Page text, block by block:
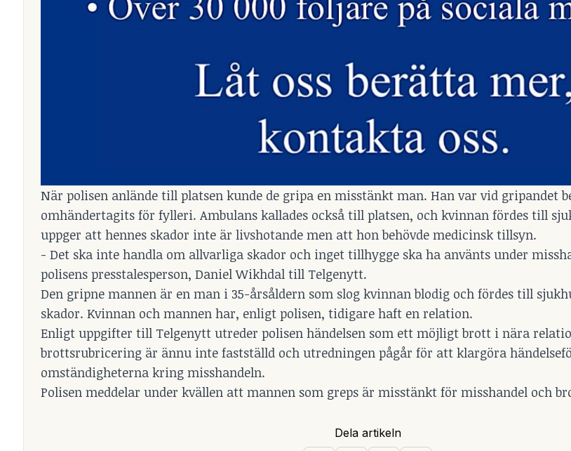
När polisen anlände till platsen kunde de gripa en misstänkt man. Han var vid gripandet
omhändertagits för fylleri. Ambulans kallades också till platsen, och kvinnan fördes till
uppger att hennes skador inte är livshotande men att hon behövde medicinsk tillsyn.
- Det ska inte handla om allvarliga skador och inget tillhygge ska ha använts under
polisens presstalesperson, Daniel Wikhdal till Telgenytt.
Den gripne mannen är en man i 35-årsåldern som slog kvinnan blodig och fördes till
skador. Kvinnan och mannen har, enligt polisen, tidigare haft en relation.
Enligt uppgifter till Telgenytt utreder polisen händelsen som ett möjligt brott i nära
brottsrubricering är ännu inte fastställd och utredningen pågår för att klargöra
omständigheterna kring misshandeln.
Polisen meddelar under kvällen att mannen som greps är misstänkt för misshandel och
Dela artikeln